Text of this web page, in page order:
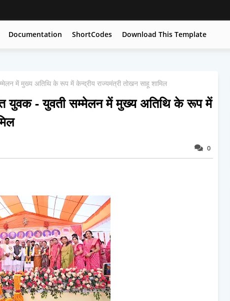
Documentation ShortCodes Download This Template
में मुख्य अतिथि के रूप में केन्द्रीय राज्यमंत्री तोखन साहू शामिल
युवक - युवती सम्मेलन में मुख्य अतिथि के रूप में
0